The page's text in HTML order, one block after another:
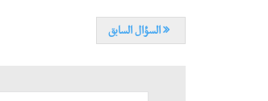
السؤال السابق